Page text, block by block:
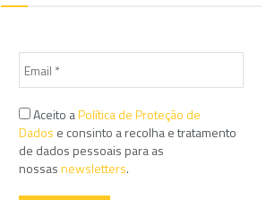
Aceito aPolítica de Proteção de
Dados e consinto a recolha e tratamento
de dados pessoais para as
nossasnewsletters.